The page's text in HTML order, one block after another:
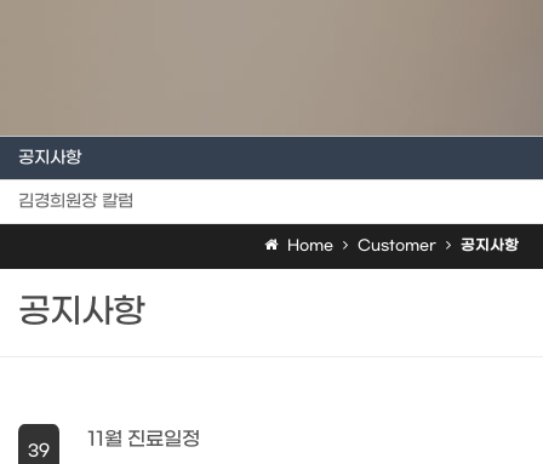
공지사항
김경희원장 칼럼
Home Customer 공지사항
공지사항
39
11월 진료일정